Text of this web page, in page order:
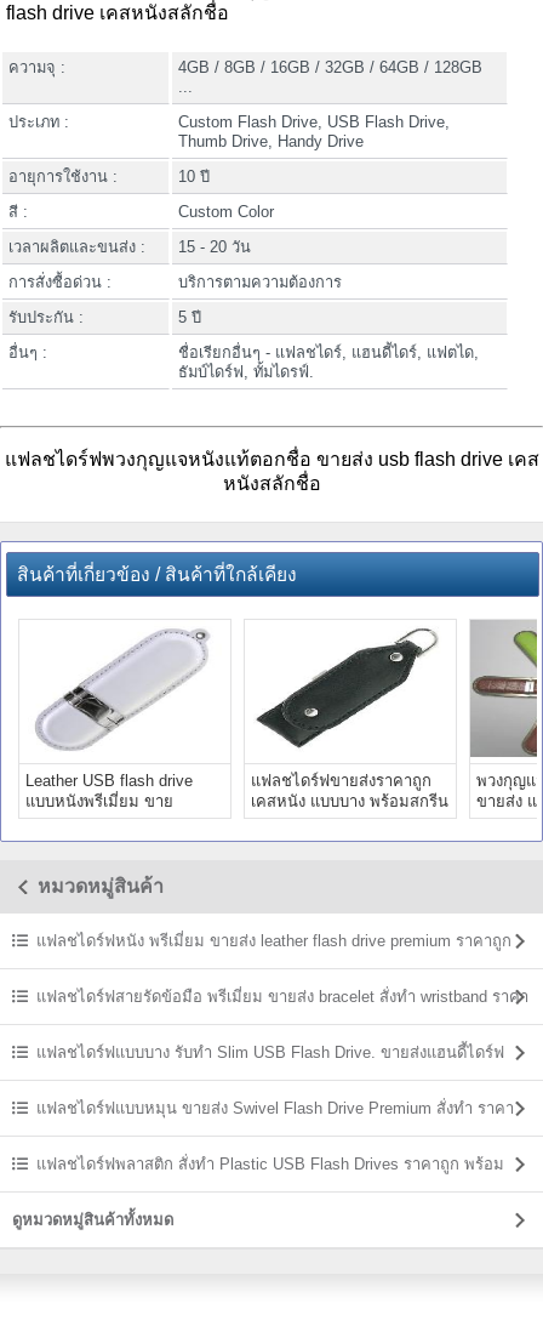
flash drive เคสหนังสลักชื่อ
ความจุ :
4GB / 8GB / 16GB / 32GB / 64GB / 128GB
ประเภท :
Custom Flash Drive, USB Flash Drive,
Thumb Drive, Handy Drive
อายุการใช้งาน :
10 ปี
สี :
Custom Color
เวลาผลิตและขนส่ง :
15 - 20 วัน
การสั่งซื้อด่วน :
บริการตามความต้องการ
รับประกัน :
5 ปี
อื่นๆ :
ชื่อเรียกอื่นๆ - แฟลชไดร์, แฮนดี้ไดร์, แฟตได,
ธัมบ์ไดร์ฟ, ทั้มไดรฟ์.
แฟลชไดร์ฟพวงกุญแจหนังแท้ตอกชื่อ ขายส่ง usb flash drive เคส
หนังสลักชื่อ
สินค้าที่เกี่ยวข้อง / สินค้าที่ใกล้เคียง
Leather USB flash drive
แบบหนังพรีเมี่ยม ขาย
แฟลชไดร์ฟเคสหนัง มีหลายสี
แฟลชไดร์ฟขายส่งราคาถูก
เคสหนัง แบบบาง พร้อมสกรีน
หรือยิงเลเซอร์โลโก้
พวงกุญแ
ขายส่ง แ
พร้อมสก
หมวดหมู่สินค้า
แฟลชไดร์ฟหนัง พรีเมี่ยม ขายส่ง leather flash drive premium ราคาถูก
แฟลชไดร์ฟสายรัดข้อมือ พรีเมี่ยม ขายส่ง bracelet สั่งทำ wristband ราคา
ถูก แฟลชไดร์ฟแบบบาง รับทำ Slim USB Flash Drive. ขายส่งแฮนดี้ไดร์ฟ
ราคาถูกแฟลชไดร์ฟแบบหมุน ขายส่ง Swivel Flash Drive Premium สั่งทำ ราคา
ถูก แฟลชไดร์ฟพลาสติก สั่งทำ Plastic USB Flash Drives ราคาถูก พร้อม
สกรีน
ดูหมวดหมู่สินค้าทั้งหมด